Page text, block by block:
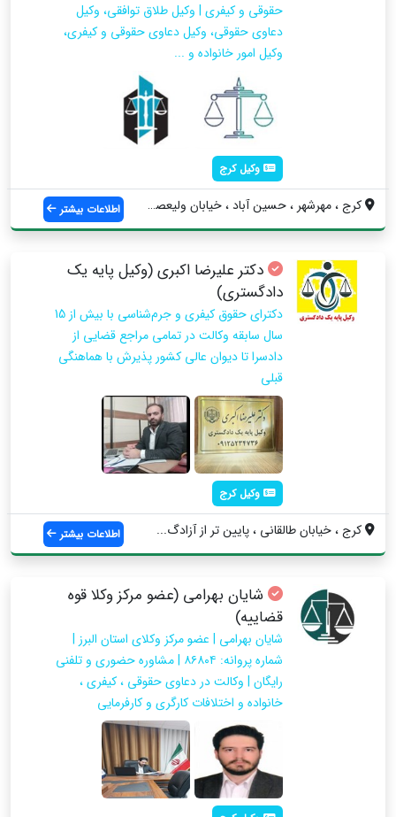
حقوقی و کیفری | وکیل طلاق توافقی، وکیل
دعاوی حقوقی، وکیل دعاوی حقوقی و کیفری،
وکیل امور خانواده و ...
وکیل کرج
کرج ، مهرشهر ، حسین آباد ، خیابان ولیعصر... اطلاعات بیشتر
دکتر علیرضا اکبری (وکیل پایه یک
دادگستری)
دکترای حقوق کیفری و جرم‌شناسی با بیش از 15
سال سابقه وکالت در تمامی مراجع قضایی از
دادسرا تا دیوان عالی کشور پذیرش با هماهنگی
قبلی
وکیل کرج
کرج ، خیابان طالقانی ، پایین تر از آزادگ... اطلاعات بیشتر
شایان بهرامی (عضو مرکز وکلا قوه
قضاییه)
شایان بهرامی | عضو مرکز وکلای استان البرز |
شماره پروانه: ۸۶۸۰۴ | مشاوره حضوری و تلفنی
رایگان | وکالت در دعاوی حقوقی ، کیفری ،
خانواده و اختلافات کارگری و کارفرمایی